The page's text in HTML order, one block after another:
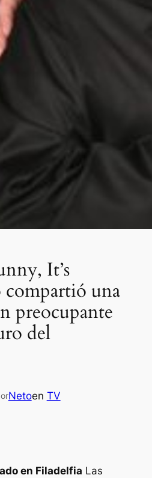
It’s
compartió una
preocupante
del
Netoen TV
en Filadelfia Las